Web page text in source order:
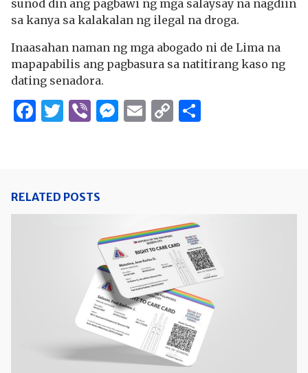
sunod din ang pagbawi ng mga salaysay na nagdiin
sa kanya sa kalakalan ng ilegal na droga.
Inaasahan naman ng mga abogado ni de Lima na
mapapabilis ang pagbasura sa natitirang kaso ng
dating senadora.
Facebook
Twitter
ViberMessenger
Email
Copy
RELATED POSTS